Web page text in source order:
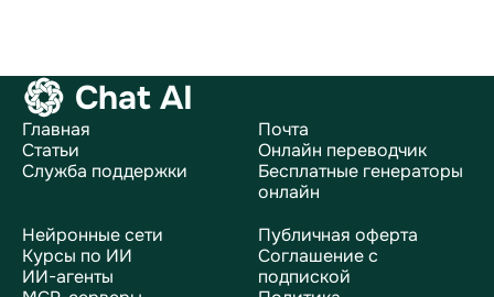
Chat AI
Главная
Статьи
Служба поддержки
Почта
Онлайн переводчик
Бесплатные генераторы
онлайн
Нейронные сети
Курсы по ИИ
ИИ-агенты
Публичная оферта
Соглашение с
подпиской